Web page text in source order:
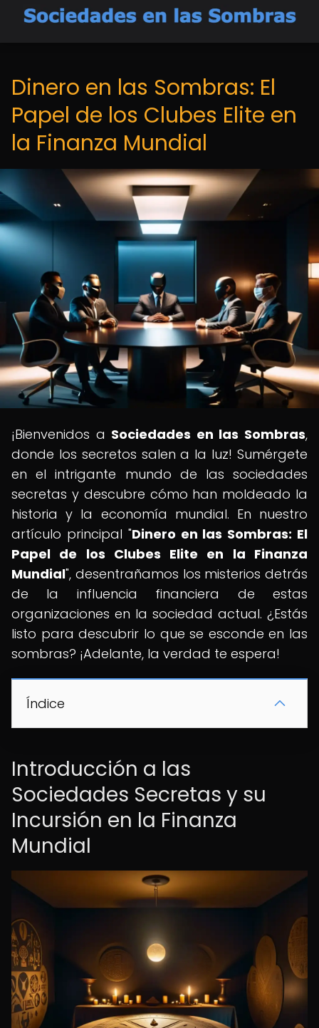
Dinero en las Sombras: El
Papel de los Clubes Elite en
la Finanza Mundial
¡Bienvenidos a Sociedades en las Sombras,
donde los secretos salen a la luz! Sumérgete
en el intrigante mundo de las sociedades
secretas y descubre cómo han moldeado la
historia y la economía mundial. En nuestro
artículo principal "Dinero en las Sombras: El
Papel de los Clubes Elite en la Finanza
Mundial", desentrañamos los misterios detrás
de la influencia financiera de estas
organizaciones en la sociedad actual. ¿Estás
listo para descubrir lo que se esconde en las
sombras? ¡Adelante, la verdad te espera!
Índice
Introducción a las
Sociedades Secretas y su
Incursión en la Finanza
Mundial